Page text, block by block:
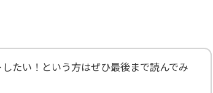
たい！という方はぜひ最後まで読んでみ